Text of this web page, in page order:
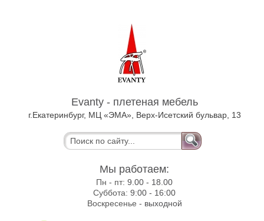
Evanty - плетеная мебель
г.Екатеринбург, МЦ «ЭМА», Верх-Исетский бульвар, 13
Мы работаем:
Пн - пт:9.00 - 18.00
Суббота:9:00 - 16:00
Воскресенье - выходной